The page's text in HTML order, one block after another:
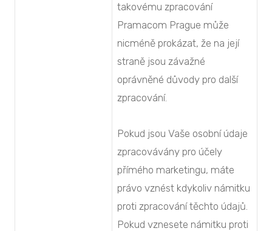
takovému zpracování
Pramacom Prague může
nicméně prokázat, že na její
straně jsou závažné
oprávněné důvody pro další
zpracování.
Pokud jsou Vaše osobní údaje
zpracovávány pro účely
přímého marketingu, máte
právo vznést kdykoliv námitku
proti zpracování těchto údajů.
Pokud vznesete námitku proti